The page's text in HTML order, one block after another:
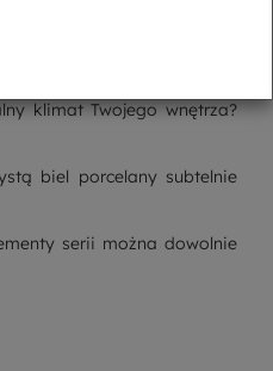
klimat Twojego wnętrza?
biel porcelany subtelnie
serii można dowolnie